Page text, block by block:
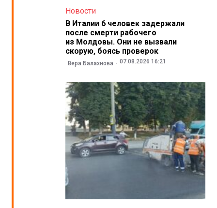
Новости
В Италии 6 человек задержали
после смерти рабочего
из Молдовы. Они не вызвали
скорую, боясь проверок
Вера Балахнова 07.08.2026 16:21